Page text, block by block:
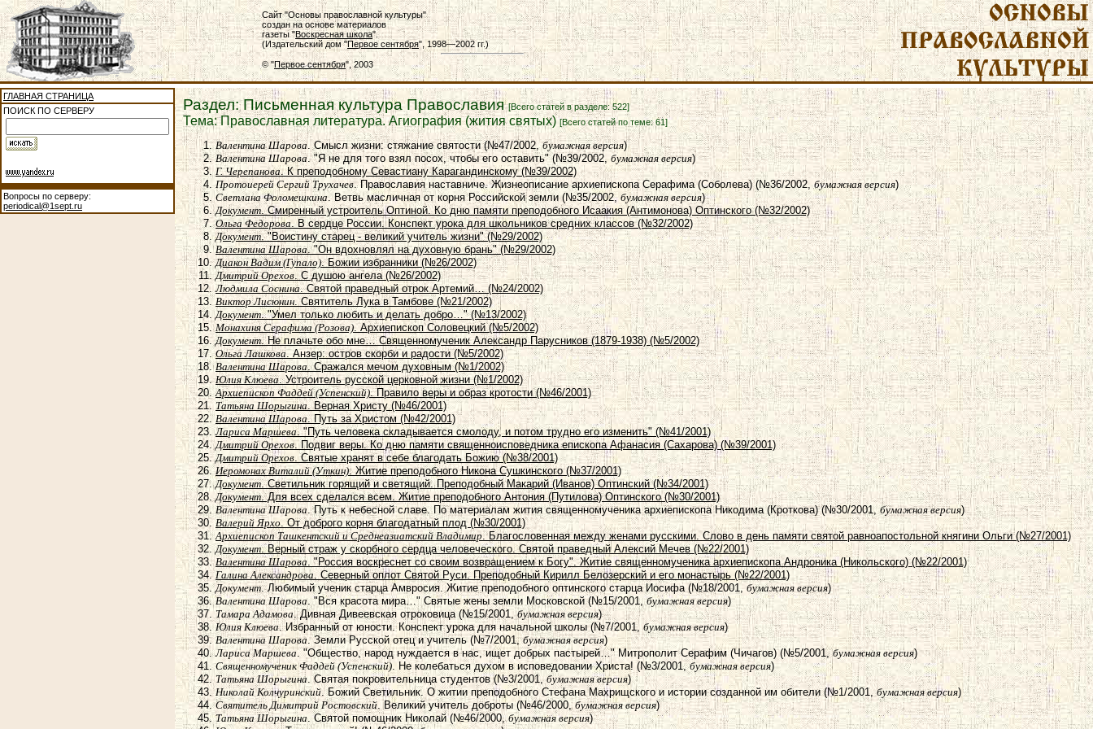
Сайт "Основы православной культуры"
создан на основе материалов
газеты "Воскресная школа".
(Издательский дом "Первое сентября", 1998—2002 гг.)
© "Первое сентября", 2003
ГЛАВНАЯ СТРАНИЦА
ПОИСК ПО СЕРВЕРУ
Вопросы по серверу:
periodical@1sept.ru
Раздел: Письменная культура Православия[Всего статей в разделе: 522]
Тема: Православная литература. Агиография (жития святых)[Всего статей по теме: 61]
Валентина Шарова. Смысл жизни: стяжание святости (№47/2002,бумажная версия)
Валентина Шарова. "Я не для того взял посох, чтобы его оставить" (№39/2002, бумажная версия)
Г. Черепанова. К преподобному Севастиану Карагандинскому (№39/2002)
Протоиерей Сергий Трухачев. Православия наставниче. Жизнеописание архиепископа Серафима (Соболева) (№36/2002, бумажная версия)
Светлана Фоломешкина. Ветвь масличная от корня Российской земли (№35/2002, бумажная версия)
Документ. Смиренный устроитель Оптиной. Ко дню памяти преподобного Исаакия (Антимонова) Оптинского (№32/2002)
Ольга Федорова. В сердце России. Конспект урока для школьников средних классов (№32/2002)
Документ. "Воистину старец - великий учитель жизни" (№29/2002)
Валентина Шарова. "Он вдохновлял на духовную брань" (№29/2002)
Диакон Вадим (Гупало). Божии избранники (№26/2002)
Дмитрий Орехов. С душою ангела (№26/2002)
Людмила Соснина. Святой праведный отрок Артемий… (№24/2002)
Виктор Лисюнин. Святитель Лука в Тамбове (№21/2002)
Документ. "Умел только любить и делать добро…" (№13/2002)
Монахиня Серафима (Розова). Архиепископ Соловецкий (№5/2002)
Документ. Не плачьте обо мне… Священномученик Александр Парусников (1879-1938) (№5/2002)
Ольга Лашкова. Анзер: остров скорби и радости (№5/2002)
Валентина Шарова. Сражался мечом духовным (№1/2002)
Юлия Клюева. Устроитель русской церковной жизни (№1/2002)
Архиепископ Фаддей (Успенский). Правило веры и образ кротости (№46/2001)
Татьяна Шорыгина. Верная Христу (№46/2001)
Валентина Шарова. Путь за Христом (№42/2001)
Лариса Маршева. "Путь человека складывается смолоду, и потом трудно его изменить" (№41/2001)
Дмитрий Орехов. Подвиг веры. Ко дню памяти священноисповедника епископа Афанасия (Сахарова) (№39/2001)
Дмитрий Орехов. Святые хранят в себе благодать Божию (№38/2001)
Иеромонах Виталий (Уткин). Житие преподобного Никона Сушкинского (№37/2001)
Документ. Светильник горящий и светящий. Преподобный Макарий (Иванов) Оптинский (№34/2001)
Документ. Для всех сделался всем. Житие преподобного Антония (Путилова) Оптинского (№30/2001)
Валентина Шарова. Путь к небесной славе. По материалам жития священномученика архиепископа Никодима (Кроткова) (№30/2001,бумажная версия)
Валерий Ярхо. От доброго корня благодатный плод (№30/2001)
Архиепископ Ташкентский и Среднеазиатский Владимир. Благословенная между женами русскими. Слово в день памяти святой равноапостольной княгини Ольги (№27/2001)
Документ. Верный страж у скорбного сердца человеческого. Святой праведный Алексий Мечев (№22/2001)
Валентина Шарова. "Россия воскреснет со своим возвращением к Богу". Житие священномученика архиепископа Андроника (Никольского) (№22/2001)
Галина Александрова. Северный оплот Святой Руси. Преподобный Кирилл Белозерский и его монастырь (№22/2001)
Документ. Любимый ученик старца Амвросия. Житие преподобного оптинского старца Иосифа (№18/2001, бумажная версия)
Валентина Шарова. "Вся красота мира…" Святые жены земли Московской (№15/2001,бумажная версия)
Тамара Адамова. Дивная Дивеевская отроковица (№15/2001,бумажная версия)
Юлия Клюева. Избранный от юности. Конспект урока для начальной школы (№7/2001,бумажная версия)
Валентина Шарова. Земли Русской отец и учитель (№7/2001,бумажная версия)
Лариса Маршева. "Общество, народ нуждается в нас, ищет добрых пастырей…" Митрополит Серафим (Чичагов) (№5/2001,бумажная версия)
Священномученик Фаддей (Успенский). Не колебаться духом в исповедовании Христа! (№3/2001,бумажная версия)
Татьяна Шорыгина. Святая покровительница студентов (№3/2001,бумажная версия)
Николай Колчуринский. Божий Светильник. О житии преподобного Стефана Махрищского и истории созданной им обители (№1/2001,бумажная версия)
Святитель Димитрий Ростовский. Великий учитель доброты (№46/2000, бумажная версия)
Татьяна Шорыгина. Святой помощник Николай (№46/2000,бумажная версия)